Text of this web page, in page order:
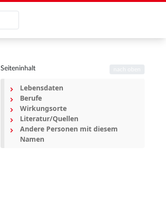
Seiteninhalt
Lebensdaten
Berufe
Wirkungsorte
Literatur/Quellen
Andere Personen mit diesem
Namen